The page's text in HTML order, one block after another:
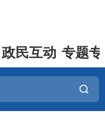
政民互动 专题